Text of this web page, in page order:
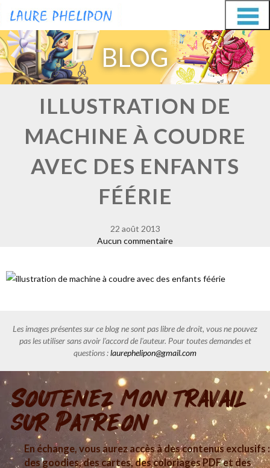
Aller
au
contenu
Aller
au
contenu
BLOG
ILLUSTRATION DE
MACHINE À COUDRE
AVEC DES ENFANTS
FÉÉRIE
22 août 2013
Aucun commentaire
Les images présentes sur ce blog ne sont pas libre de droit, vous ne pouvez
pas les utiliser sans avoir l'accord de l'auteur. Pour toutes demandes et
questions :laurephelipon@gmail.com
Soutenez mon travail
sur Patreon
En échange, vous aurez accès à des contenus exclusifs :
des goodies, des cartes, des coloriages PDF et des